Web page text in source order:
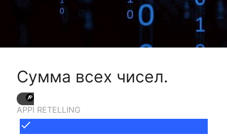
Сумма всех чисел.
APPI RETELLING
done